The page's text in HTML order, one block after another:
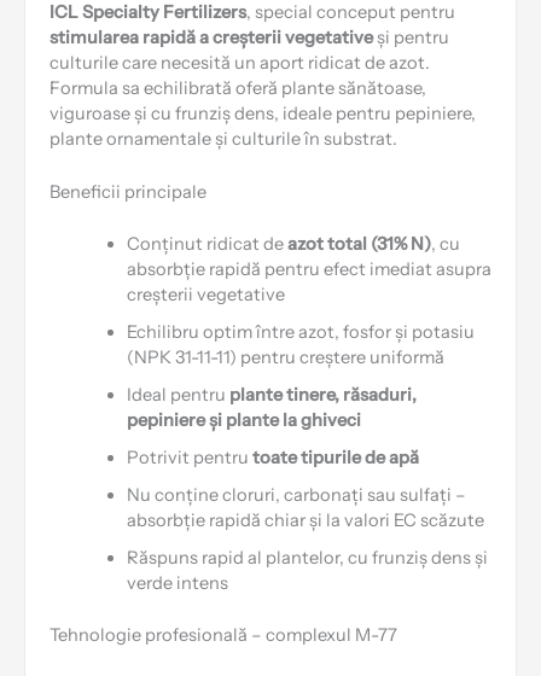
ICL Specialty Fertilizers, special conceput pentru
stimularea rapidă a creșterii vegetativeși pentru
culturile care necesită un aport ridicat de azot.
Formula sa echilibrată oferă plante sănătoase,
viguroase și cu frunziș dens, ideale pentru pepiniere,
plante ornamentale și culturile în substrat.
Beneficii principale
Conținut ridicat deazot total (31% N), cu
absorbție rapidă pentru efect imediat asupra
creșterii vegetative
Echilibru optim între azot, fosfor și potasiu
(NPK 31-11-11) pentru creștere uniformă
Ideal pentru plante tinere, răsaduri,
pepiniere și plante la ghiveci
Potrivit pentru toate tipurile de apă
Nu conține cloruri, carbonați sau sulfați –
absorbție rapidă chiar și la valori EC scăzute
Răspuns rapid al plantelor, cu frunziș dens și
verde intens
Tehnologie profesională – complexul M-77